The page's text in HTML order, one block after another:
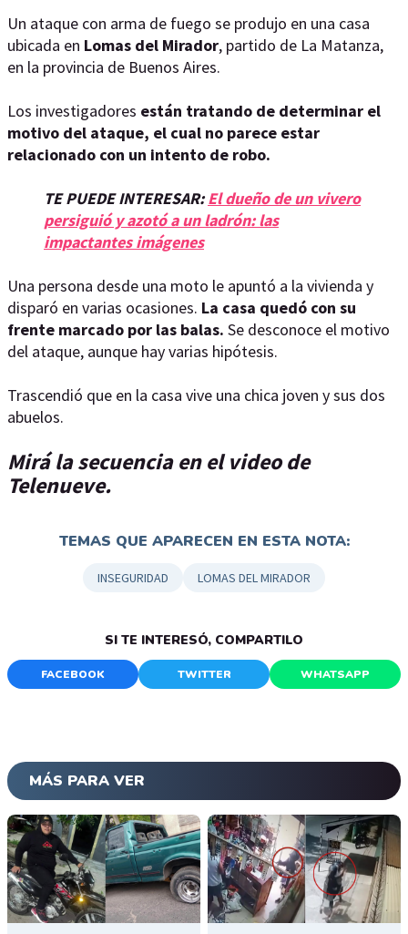
Un ataque con arma de fuego se produjo en una casa
ubicada en Lomas del Mirador, partido de La Matanza,
en la provincia de Buenos Aires.
Los investigadores están tratando de determinar el
motivo del ataque, el cual no parece estar
relacionado con un intento de robo.
TE PUEDE INTERESAR:El dueño de un vivero
persiguió y azotó a un ladrón: las
impactantes imágenes
Una persona desde una moto le apuntó a la vivienda y
disparó en varias ocasiones. La casa quedó con su
frente marcado por las balas. Se desconoce el motivo
del ataque, aunque hay varias hipótesis.
Trascendió que en la casa vive una chica joven y sus dos
abuelos.
Mirá la secuencia en el video de
Telenueve.
TEMAS QUE APARECEN EN ESTA NOTA:
INSEGURIDAD LOMAS DEL MIRADOR
SI TE INTERESÓ, COMPARTILO
FACEBOOK TWITTER WHATSAPP
MÁS PARA VER